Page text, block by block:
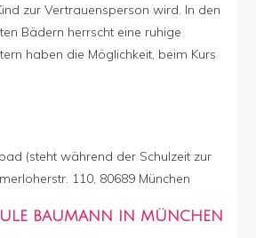
zur Vertrauensperson wird. In den
Bädern herrscht eine ruhige
haben die Möglichkeit, beim Kurs
(steht während der Schulzeit zur
110, 80689 München
BAUMANN IN MÜNCHEN